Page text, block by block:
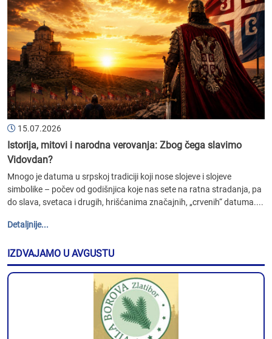
15.07.2026
Istorija, mitovi i narodna verovanja: Zbog čega slavimo
Vidovdan?
Mnogo je datuma u srpskoj tradiciji koji nose slojeve i slojeve
simbolike – počev od godišnjica koje nas sete na ratna stradanja, pa
do slava, svetaca i drugih, hrišćanima značajnih, „crvenih“ datuma....
Detaljnije...
IZDVAJAMO U AVGUSTU